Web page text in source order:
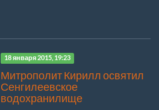
18 января 2015, 19:23
Митрополит Кирилл освятил
Сенгилеевское
водохранилище